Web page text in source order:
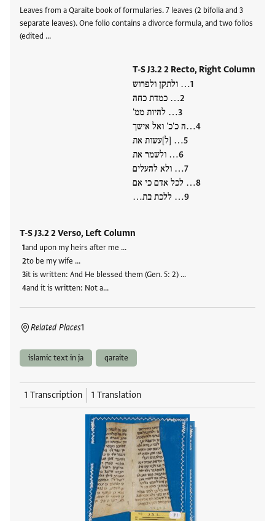
Leaves from a Qaraite book of formularies. 7 leaves (2 bifolia and 3
separate leaves). One folio contains a divorce formula, and two folios
(edited …
T-S J3.2 2 Recto, Right Column
… ולתקן ולפרוש
… כמדת כחה
… להיות ממ'
…ה כ'כ' ואל אישך
… [ל]עשות את
… ולשמר את
… ולא להעלים
… לכל אדם כי אם
… ללכת בת…
T-S J3.2 2 Verso, Left Column
and upon my heirs after me …
to be my wife …
it is written: And He blessed them (Gen. 5: 2) …
and it is written: Not a…
Related Places1
islamic text in ja qaraite
1 Transcription 1 Translation